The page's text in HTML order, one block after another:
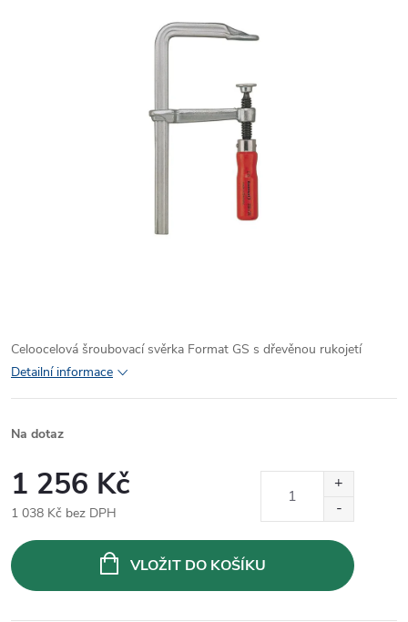
Celoocelová šroubovací svěrka Format GS s dřevěnou rukojetí
Detailní informace
Na dotaz
1 256 Kč
1 038 Kč bez DPH
cena:
VLOŽIT DO KOŠÍKU